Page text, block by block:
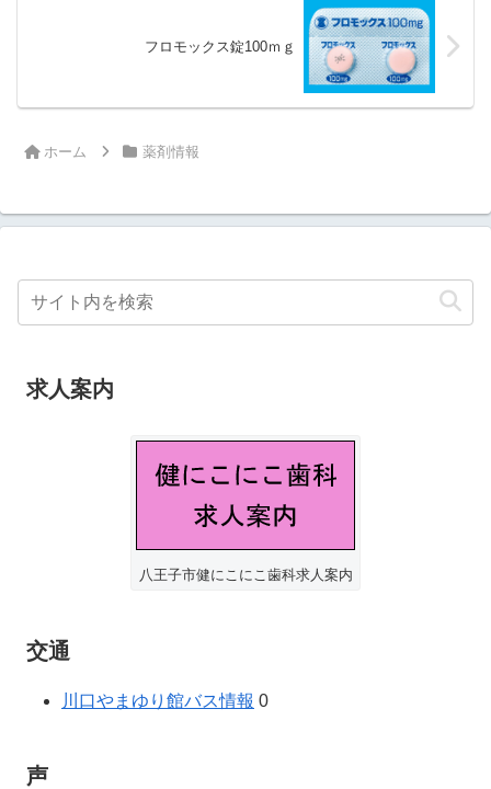
フロモックス錠100ｍｇ
ホーム 薬剤情報
求人案内
八王子市健にこにこ歯科求人案内
交通
川口やまゆり館バス情報 0
声